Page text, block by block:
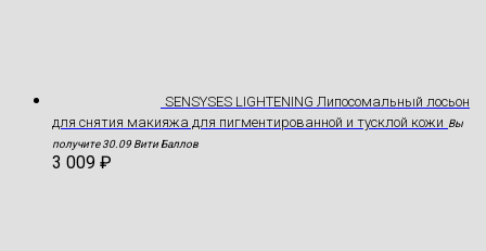
SENSYSES LIGHTENING Липосомальный лосьон
для снятия макияжа для пигментированной и тусклой кожи Вы
получите 30.09 Вити Баллов
3 009 ₽